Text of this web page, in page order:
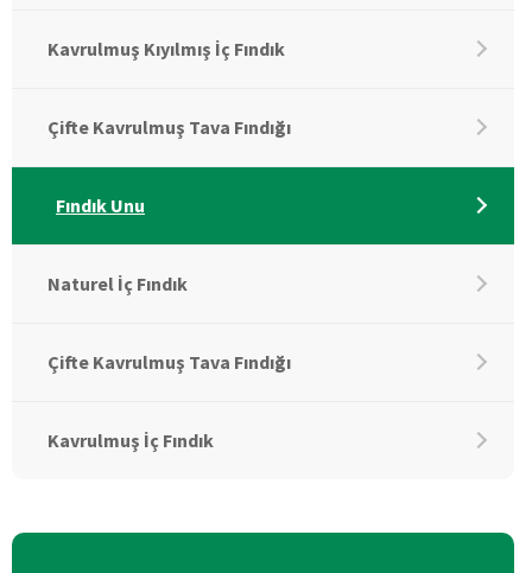
Kavrulmuş Kıyılmış İç Fındık
Çifte Kavrulmuş Tava Fındığı
Fındık Unu
Naturel İç Fındık
Çifte Kavrulmuş Tava Fındığı
Kavrulmuş İç Fındık